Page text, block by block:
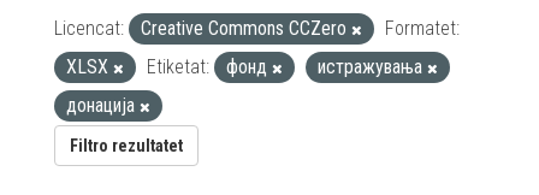
Licencat: Creative Commons CCZero
Formatet:
XLSX
Etiketat: фонд
истражувања
донација
Filtro rezultatet